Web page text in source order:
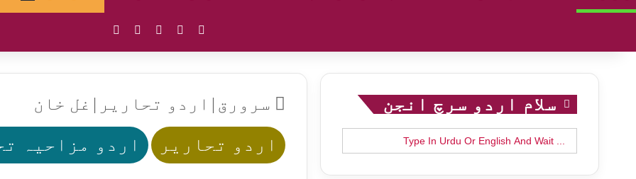
Facebook
YouTube
Instagram
سرورق | اردو تحاریر | غل خان
اردو تحاریر اردو مزاحیہ
سلام اردو سرچ انجن
Search
for: